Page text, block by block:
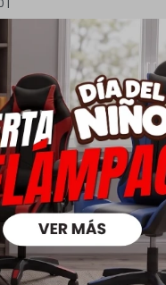
realizadas tienen un plazo